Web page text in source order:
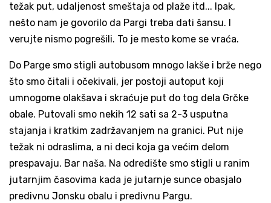
težak put, udaljenost smeštaja od plaže itd... Ipak,
nešto nam je govorilo da Pargi treba dati šansu. I
verujte nismo pogrešili. To je mesto kome se vraća.
Do Parge smo stigli autobusom mnogo lakše i brže nego
što smo čitali i očekivali, jer postoji autoput koji
umnogome olakšava i skraćuje put do tog dela Grčke
obale. Putovali smo nekih 12 sati sa 2-3 usputna
stajanja i kratkim zadržavanjem na granici. Put nije
težak ni odraslima, a ni deci koja ga većim delom
prespavaju. Bar naša. Na odredište smo stigli u ranim
jutarnjim časovima kada je jutarnje sunce obasjalo
predivnu Jonsku obalu i predivnu Pargu.